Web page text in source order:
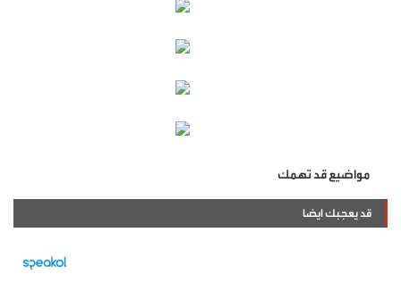
مواضيع قد تهمك
قد يعجبك ايضا